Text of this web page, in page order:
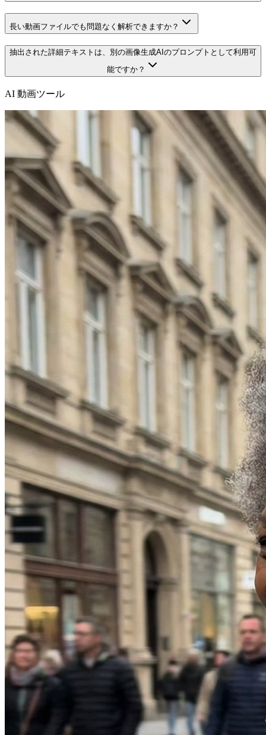
長い動画ファイルでも問題なく解析できますか？
抽出された詳細テキストは、別の画像生成AIのプロンプトとして利用可
能ですか？
AI 動画ツール